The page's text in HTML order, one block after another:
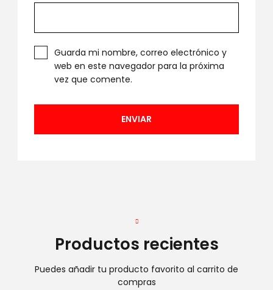
Guarda mi nombre, correo electrónico y
web en este navegador para la próxima
vez que comente.
Productos recientes
Puedes añadir tu producto favorito al carrito de
compras